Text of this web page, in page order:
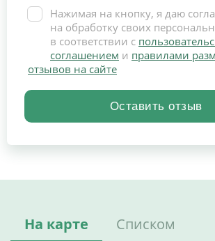
Нажимая на кнопку, я даю
на обработку своих
в соответствии с
соглашением и правилами
отзывов на сайте
На карте Списком